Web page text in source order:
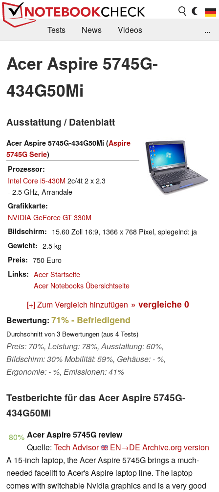
Tests News
Videos
Kaufberatung
Deals Suche
Jobs
Forum
...
Acer Aspire 5745G-
434G50Mi
Ausstattung / Datenblatt
Acer Aspire 5745G-434G50Mi (Aspire
5745G Serie)
Prozessor
Intel Core i5-430M 2c/4t 2 x 2.3
- 2.5 GHz, Arrandale
Grafikkarte
NVIDIA GeForce GT 330M
Bildschirm 15.60 Zoll 16:9, 1366 x 768 Pixel, spiegelnd: ja
Gewicht 2.5 kg
Preis 750 Euro
Links
Acer Startseite
Acer Notebooks Übersichtseite
[+] Zum Vergleich hinzufügen » vergleiche 0
Bewertung: 71%- Befriedigend
Durchschnitt von 3 Bewertungen (aus 4 Tests)
Preis: 70%, Leistung: 78%, Ausstattung: 60%,
Bildschirm: 30% Mobilität: 59%, Gehäuse: - %,
Ergonomie: - %, Emissionen: 41%
Testberichte für das Acer Aspire 5745G-
434G50Mi
80% Acer Aspire 5745G review
Quelle: Tech Advisor EN→DE Archive.org version
A 15-inch laptop, the Acer Aspire 5745G brings a much-
needed facelift to Acer's Aspire laptop line. The laptop
comes with switchable Nvidia graphics and is a very good